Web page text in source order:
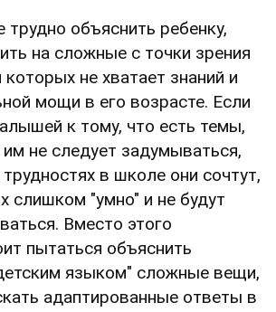
объяснить ребенку,
на сложные с точки зрения
которых не хватает знаний и
мощи в его возрасте. Если
к тому, что есть темы,
не следует задумываться,
в школе они сочтут,
слишком "умно" и не будут
Вместо этого
пытаться объяснить
языком" сложные вещи,
адаптированные ответы в